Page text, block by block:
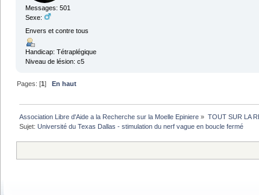
Messages: 501
Sexe:
Envers et contre tous
Handicap: Tétraplégique
Niveau de lésion: c5
Pages: [1]En haut
Association Libre d'Aide a la Recherche sur la Moelle Epiniere » TOUT SUR LA
Sujet:Université du Texas Dallas - stimulation du nerf vague en boucle fermé